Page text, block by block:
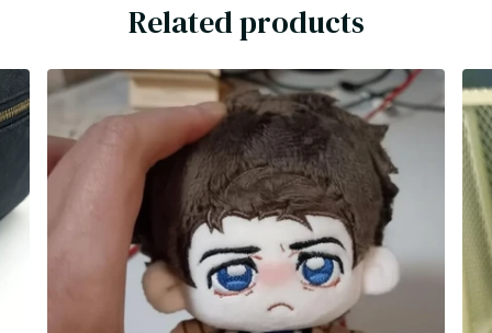
Related products